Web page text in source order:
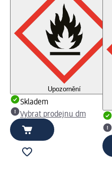
Upozornění
Skladem
Vybrat prodejnu dm